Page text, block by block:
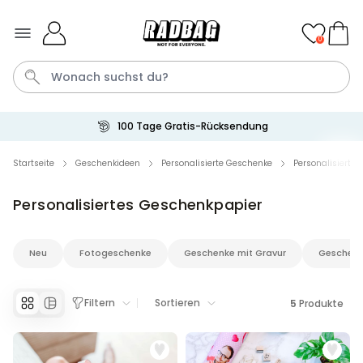
Personalisierbar
über 10.000
34,99 €
Personalisierbar
Personalisierbares Retro-
über 2.400
mal gekauft
34,99 €
0
100 Tage Gratis-Rücksendung
Startseite Geschenkideen Personalisierte Geschenke
Personalisiertes Geschenkpapier
Neu Fotogeschenke Geschenke mit Gravur
Filtern Sortieren 5 Produkte